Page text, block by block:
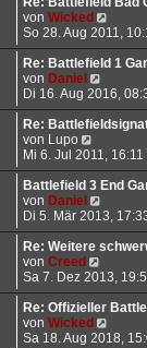
t
r
a
g
r
B
e
i
t
a
g
von Wicked
e
u
e
t
e
r
e
i
t
g
So 28. Aug 2011,
Re: Battlefield 1
von Daniel
e
u
e
e
r
e
i
t
a
g
Di 16. Aug 2016,
Re:
von Lupo
e
u
e
s
t
e
r
B
e
i
t
r
a
Mi 6. Jul 2011, 16:11
Battlefield 3 End
von Daniel
e
u
e
t
e
r
B
e
Di 5. Mär 2013,
Re: Weitere
von Creed
e
u
e
s
t
Sa 7. Dez 2013,
Re: Offizieller
von Wicked
e
Sa 18. Aug 2018,